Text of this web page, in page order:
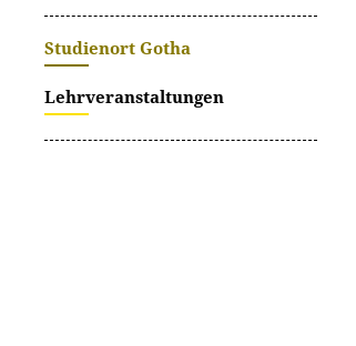
Studienort Gotha
Lehrveranstaltungen